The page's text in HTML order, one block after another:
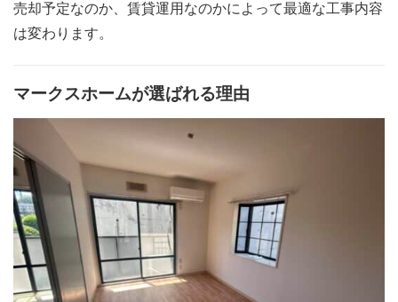
売却予定なのか、賃貸運用なのかによって最適な工事内容
は変わります。
マークスホームが選ばれる理由